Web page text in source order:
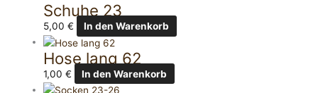
Schuhe 23
5,00€ In den Warenkorb
Hose lang 62
1,00€ In den Warenkorb